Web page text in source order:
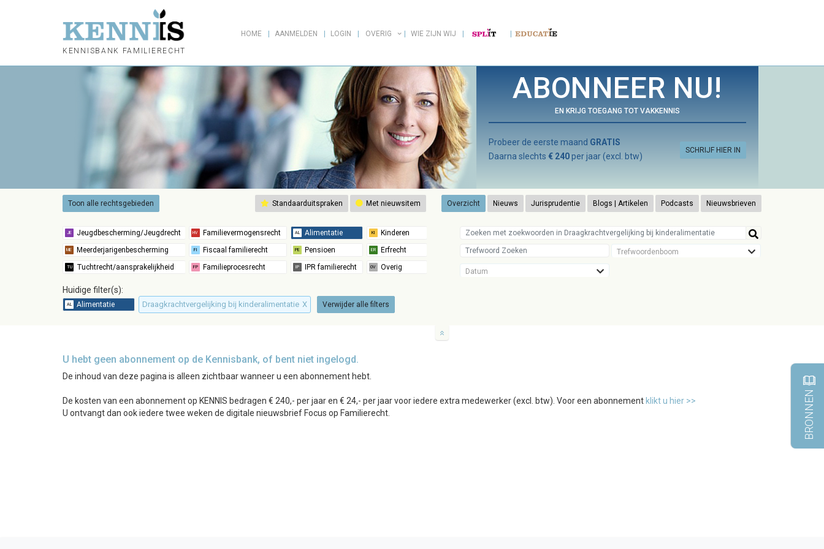
KENNISBANK FAMILIERECHT
HOME AANMELDEN LOGIN OVERIG WIE ZIJN WIJ
ABONNEER NU!
EN KRIJG TOEGANG TOT VAKKENNIS
SCHRIJF HIER IN
Probeer de eerste maand GRATIS
Daarna slechts € 240per jaar (excl. btw)
Toon alle rechtsgebieden Standaarduitspraken Met nieuwsitem Overzicht Nieuws Jurisprudentie Blogs | Artikelen Podcasts Nieuwsbrieven
Trefwoordenboom
Datum
Huidige filter(s):
Draagkrachtvergelijking bij kinderalimentatie X Verwijder alle filters
U hebt geen abonnement op de Kennisbank, of bent niet ingelogd.
De inhoud van deze pagina is alleen zichtbaar wanneer u een abonnement hebt.
De kosten van een abonnement op KENNIS bedragen € 240,- per jaar en € 24,- per jaar voor iedere extra medewerker (excl. btw). Voor een abonnement klikt u hier >>
U ontvangt dan ook iedere twee weken de digitale nieuwsbrief Focus op Familierecht.
BRONNEN